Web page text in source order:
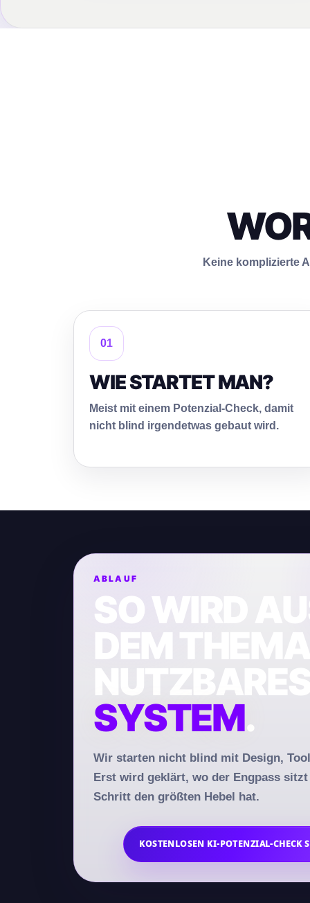
Keine komplizierte
01
WIE STARTET MAN?
Meist mit einem Potenzial-Check, damit
nicht blind irgendetwas gebaut wird.
ABLAUF
SO WIRD
DEM
SYSTEM.
Wir starten nicht blind mit Design,
Erst wird geklärt, wo der Engpass
Schritt den größten Hebel hat.
KOSTENLOSEN KI-POTENZIAL-CHECK